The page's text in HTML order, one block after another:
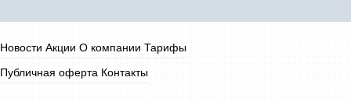
Новости Акции О компании Тарифы
Публичная оферта Контакты